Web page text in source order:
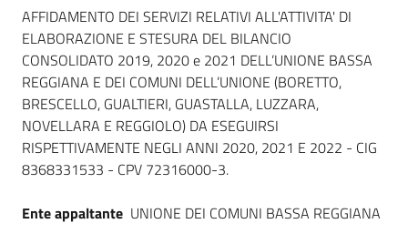
Dati del bando
AFFIDAMENTO DEI SERVIZI RELATIVI ALL'ATTIVITA' DI
ELABORAZIONE E STESURA DEL BILANCIO
CONSOLIDATO 2019, 2020 e 2021 DELL’UNIONE BASSA
REGGIANA E DEI COMUNI DELL’UNIONE (BORETTO,
BRESCELLO, GUALTIERI, GUASTALLA, LUZZARA,
NOVELLARA E REGGIOLO) DA ESEGUIRSI
RISPETTIVAMENTE NEGLI ANNI 2020, 2021 E 2022 - CIG
8368331533 - CPV 72316000-3.
Ente appaltante UNIONE DEI COMUNI BASSA REGGIANA